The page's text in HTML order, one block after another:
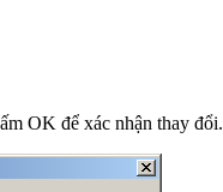
OK để xác nhận thay đổi.